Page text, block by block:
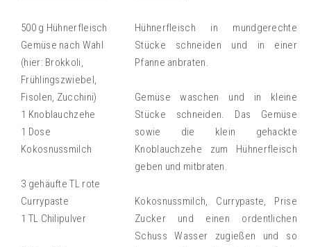
500 g Hühnerfleisch
Gemüse nach Wahl
(hier: Brokkoli,
Frühlingszwiebel,
Fisolen, Zucchini)
1 Knoblauchzehe
1 Dose
Kokosnussmilch
3 gehäufte TL rote
Currypaste
1 TL Chilipulver
Hühnerfleisch in mundgerechte
Stücke schneiden und in einer
Pfanne anbraten.
Gemüse waschen und in kleine
Stücke schneiden. Das Gemüse
sowie die klein gehackte
Knoblauchzehe zum Hühnerfleisch
geben und mitbraten.
Kokosnussmilch, Currypaste, Prise
Zucker und einen ordentlichen
Schuss Wasser zugießen und so